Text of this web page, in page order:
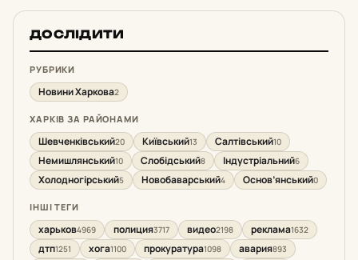
ДОСЛІДИТИ
РУБРИКИ
Новини Харкова2
ХАРКІВ ЗА РАЙОНАМИ
Шевченківський20 Київський13 Салтівський10
Немишлянський10 Слобідський8 Індустріальний6
Холодногірський5 Новобаварський4 Основ’янський0
ІНШІ ТЕГИ
харьков4969 полиция3717 видео2198 реклама1632
дтп1251 хога1100 прокуратура1098 авария893